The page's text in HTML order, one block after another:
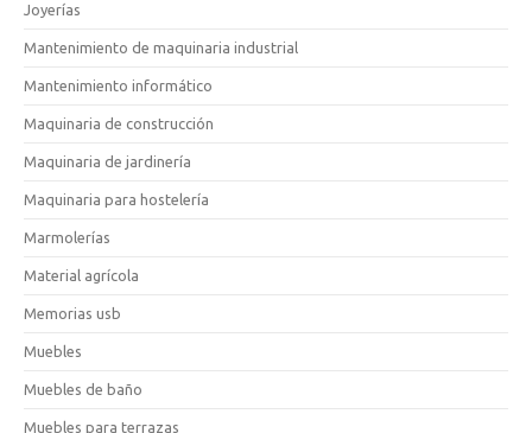
Joyerías
Mantenimiento de maquinaria industrial
Mantenimiento informático
Maquinaria de construcción
Maquinaria de jardinería
Maquinaria para hostelería
Marmolerías
Material agrícola
Memorias usb
Muebles
Muebles de baño
Muebles para terrazas